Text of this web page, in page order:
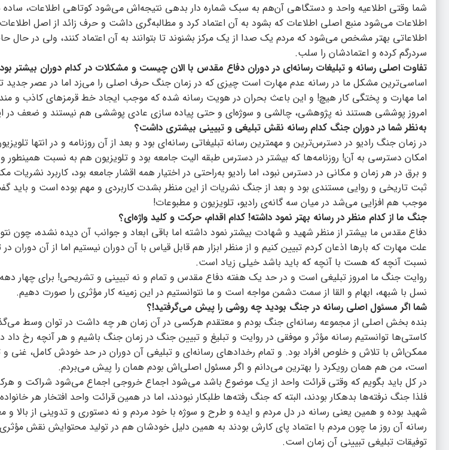
شما وقتی اطلاعیه واحد و دستگاهی آن‌هم به سبک شماره دار بدهی نتیجه‌اش می‌شود کوتاهی اطلاعات،
اطلاعات می‌شود منبع اصلی اطلاعات که بشود به آن اعتماد کرد و مطالبه‌گری داشت و حرف زائد از اصل
اطلاعاتی بهتر مشخص می‌شود که مردم یک صدا از یک مرکز بشنوند تا بتوانند به آن اعتماد کنند، ولی در حال
سردرگم کرده و اعتمادشان را سلب.
تفاوت اصلی رسانه و تبلیغات رسانه‌ای در دوران دفاع مقدس با الان چیست و مشکلات در کدام دوران بیشتر
اساسی‌ترین مشکل ما در رسانه عدم مهارت است چیزی که در زمان جنگ حرف اصلی را می‌زد اما در عصر
اما مهارت و پختگی کار هیچ! و این باعث بحران در هویت رسانه شده که موجب ایجاد خط قرمزهای کاذب و
امروز پوششی هستند نه پژوهشی، چالشی و سوژه‌ای و حتی پیاده سازی عادی پوششی هم نیستند و ضعف در
به‌نظر شما در دوران جنگ کدام رسانه نقش تبلیغی و تبیینی بیشتری داشت؟
در زمان جنگ رادیو در دسترس‌ترین و مهمترین رسانه تبلیغاتی رسانه‌ای بود و بعد از آن روزنامه و در انتها
امکان دسترسی به آن! روزنامه‌ها که بیشتر در دسترس طبقه الیت جامعه بود و تلویزیون هم به نسبت
و برق در هر زمان و مکانی در دسترس نبود، اما رادیو به‌راحتی در اختیار همه اقشار جامعه بود، کاربرد
ثبت تاریخی و روایی مستندی بود و بعد از جنگ نشریات از این منظر بشدت کاربردی و مهم بوده است و باید
موجب هم افزایی می‌شد در میان سه گانه‌ی رادیو، تلویزیون و مطبوعات!
جنگ ما از کدام منظر در رسانه بهتر نمود داشته! کدام اقدام، حرکت و کلید واژه‌ای؟
دفاع مقدس ما بیشتر از منظر شهید و شهادت بیشتر نمود داشته اما باقی ابعاد و جوانب آن دیده نشده، چون
علت مهارت که بارها اذعان کردم تبیین کنیم و از منظر ابزار هم قابل قیاس با آن دوران نیستیم اما از آن دوران
نسبت آنچه که هست با آنچه که باید باشد خیلی زیاد است.
روایت جنگ ما امروز تبلیغی است و در حد یک هفته دفاع مقدس و تمام و نه تبیینی و تشریحی! برای چهار
نسل با شبهه، ابهام و القا از سمت دشمن مواجه است و ما نتوانستیم در این زمینه کار مؤثری را صورت دهیم.
شما اگر مسئول اصلی رسانه در جنگ بودید چه روشی را پیش می‌گرفتید!؟
بنده بخش اصلی از مجموعه رسانه‌ای جنگ بودم و معتقدم هرکسی در آن زمان هر چه داشت در توان وسط
کاستی‌ها توانستیم رسانه مؤثر و موفقی در روایت و تبلیغ و تبیین جنگ در زمان جنگ باشیم و هر آنچه رخ داد
ممکن‌اش با تلاش و خلوص افراد بود. و تمام رخدادهای رسانه‌ای و تبلیغی آن دوران در حد خودش کامل، غنی و
است، من هم همان رویکرد را بهترین می‌دانم و اگر مسئول اصلی‌اش بودم همان را پیش می‌بردم.
در کل باید بگویم که وقتی قرائت واحد از یک موضوع باشد می‌شود اجماع خروجی اجماع می‌شود شراکت و
فلذا جنگ نرفته‌ها بدهکار بودند، البته که جنگ رفته‌ها طلبکار نبودند، اما در همین قرائت واحد افتخار هر
شهید بوده و همین یعنی رسانه در دل مردم و ایده و طرح و سوژه با خود مردم و نه دستوری و تدوینی از بالا
رسانه آن روز ما چون مردم با اعتماد پای کارش بودند به همین دلیل خودشان هم در تولید محتوایش نقش
توفیقات تبلیغی تبیینی آن زمان است.